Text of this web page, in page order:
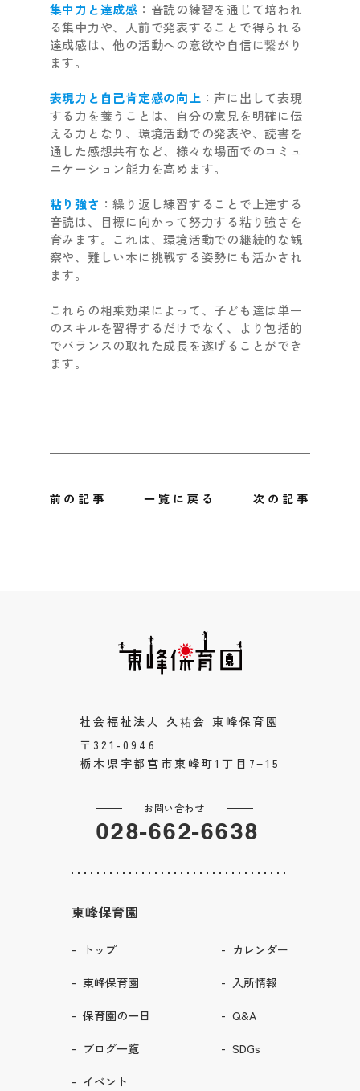
集中力と達成感 ：音読の練習を通じて培われ
る集中力や、人前で発表することで得られる
達成感は、他の活動への意欲や自信に繋がり
ます。
表現力と自己肯定感の向上 ：声に出して表現
する力を養うことは、自分の意見を明確に伝
える力となり、環境活動での発表や、読書を
通した感想共有など、様々な場面でのコミュ
ニケーション能力を高めます。
粘り強さ ：繰り返し練習することで上達する
音読は、目標に向かって努力する粘り強さを
育みます。これは、環境活動での継続的な観
察や、難しい本に挑戦する姿勢にも活かされ
ます。
これらの相乗効果によって、子ども達は単一
のスキルを習得するだけでなく、より包括的
でバランスの取れた成長を遂げることができ
ます。
前の記事 次の記事
一覧に戻る
社会福祉法人 久祐会 東峰保育園
〒321-0946
栃木県宇都宮市東峰町1丁目7−15
お問い合わせ
028-662-6638
東峰保育園
トップ
東峰保育園
保育園の一日
ブログ一覧
イベント
カレンダー
入所情報
Q&A
SDGs